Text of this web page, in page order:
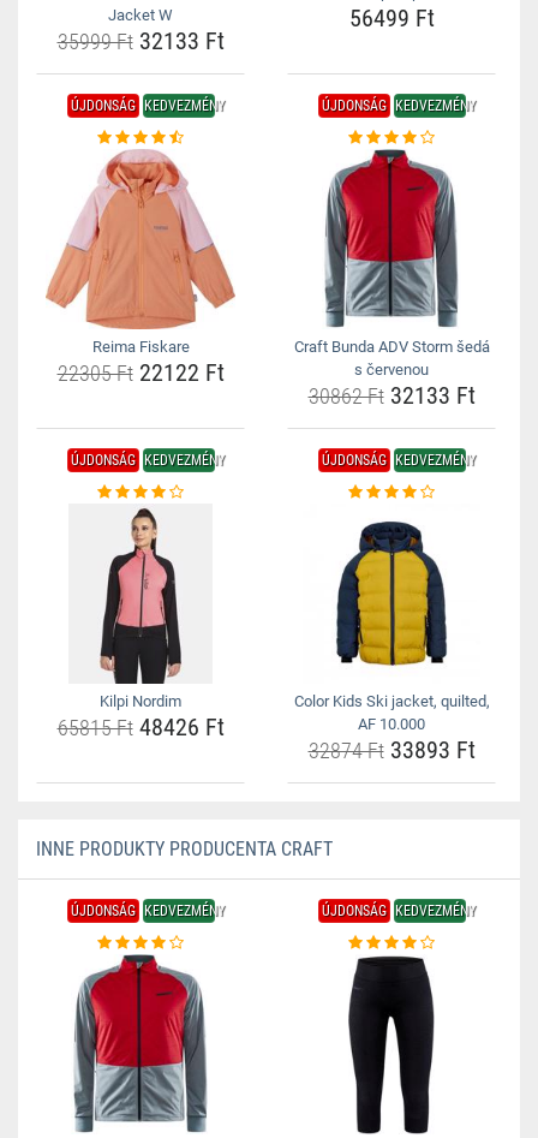
Jacket W
35999 Ft32133 Ft
56499 Ft
ÚJDONSÁG KEDVEZMÉNY
Reima Fiskare
22305 Ft22122 Ft
ÚJDONSÁG KEDVEZMÉNY
Craft Bunda ADV Storm šedá
s červenou
30862 Ft32133 Ft
ÚJDONSÁG KEDVEZMÉNY
Kilpi Nordim
65815 Ft48426 Ft
ÚJDONSÁG KEDVEZMÉNY
Color Kids Ski jacket, quilted,
AF 10.000
32874 Ft33893 Ft
INNE PRODUKTY PRODUCENTA CRAFT
ÚJDONSÁG KEDVEZMÉNY ÚJDONSÁG KEDVEZMÉNY